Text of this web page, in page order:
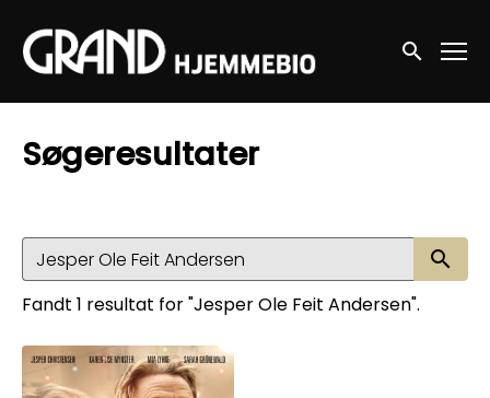
Accessibility Links
Søg nu
Søgeresultater
Fandt 1 resultat for "Jesper Ole Feit Andersen".